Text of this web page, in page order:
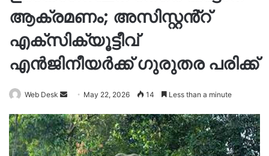
ആക്രമണം; അസിസ്റ്റൻ്റ്
എക്സിക്യൂട്ടീവ്
എൻജിനീയർക്ക് ഗുരുതര പരിക്ക്
Web Desk
Send
email
May 22, 2026 14 Less than a minute